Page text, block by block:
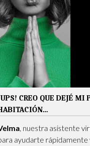
CREO QUE DEJÉ MI
, nuestra asistente
ayudarte rápidamente